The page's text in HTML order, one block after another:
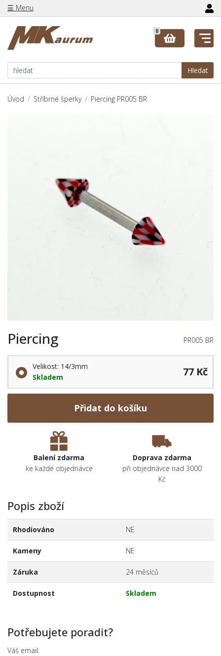
☰ Menu
Hledat
0
Úvod Stříbrné šperky Piercing PR005 BR
Piercing PR005 BR
Velikost: 14/3mm
Skladem
77 Kč
Přidat do košíku
Balení zdarma
ke každé objednávce
Doprava zdarma
při objednávce nad 3000
Kč
Popis zboží
Rhodiováno NE
Kameny NE
Záruka 24 měsíců
Dostupnost Skladem
Potřebujete poradit?
Váš email: